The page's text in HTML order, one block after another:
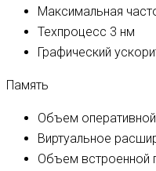
Максимальная
Техпроцесс 3 нм
Графический
Память
Объем
Виртуальное
Объем встроенной